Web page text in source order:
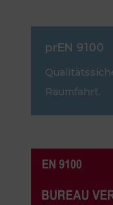
prEN 9100
Raumfahrt.